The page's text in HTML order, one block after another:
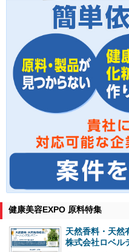
健康美容EXPO 原料特集
天然香料・天然
株式会社ロベル